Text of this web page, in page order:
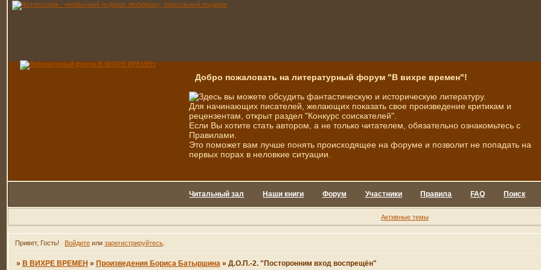
Добро пожаловать на литературный форум "В вихре времен"!
Здесь вы можете обсудить фантастическую и историческую литературу.
Для начинающих писателей, желающих показать свое произведение критикам и
рецензентам, открыт раздел "Конкурс соискателей".
Если Вы хотите стать автором, а не только читателем, обязательно ознакомьтесь с
Правилами.
Это поможет вам лучше понять происходящее на форуме и позволит не попадать на
первых порах в неловкие ситуации.
Читальный зал Наши книги Форум Участники Правила FAQ Поиск
Активные темы
Привет, Гость! Войдитеили зарегистрируйтесь.
» В ВИХРЕ ВРЕМЕН » Произведения Бориса Батыршина » Д.О.П.-2. "Посторонним вход воспрещён"